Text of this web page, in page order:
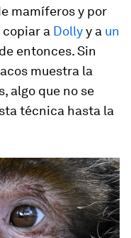
mamíferosy por
copiar a Dollyy a un
entonces. Sin
muestra la
algo que no se
técnica hasta la